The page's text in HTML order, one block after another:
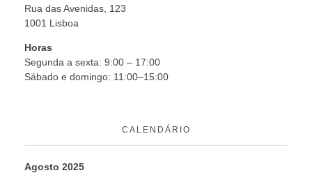
Rua das Avenidas, 123
1001 Lisboa
Horas
Segunda a sexta: 9:00 – 17:00
Sábado e domingo: 11:00–15:00
CALENDÁRIO
Agosto 2025